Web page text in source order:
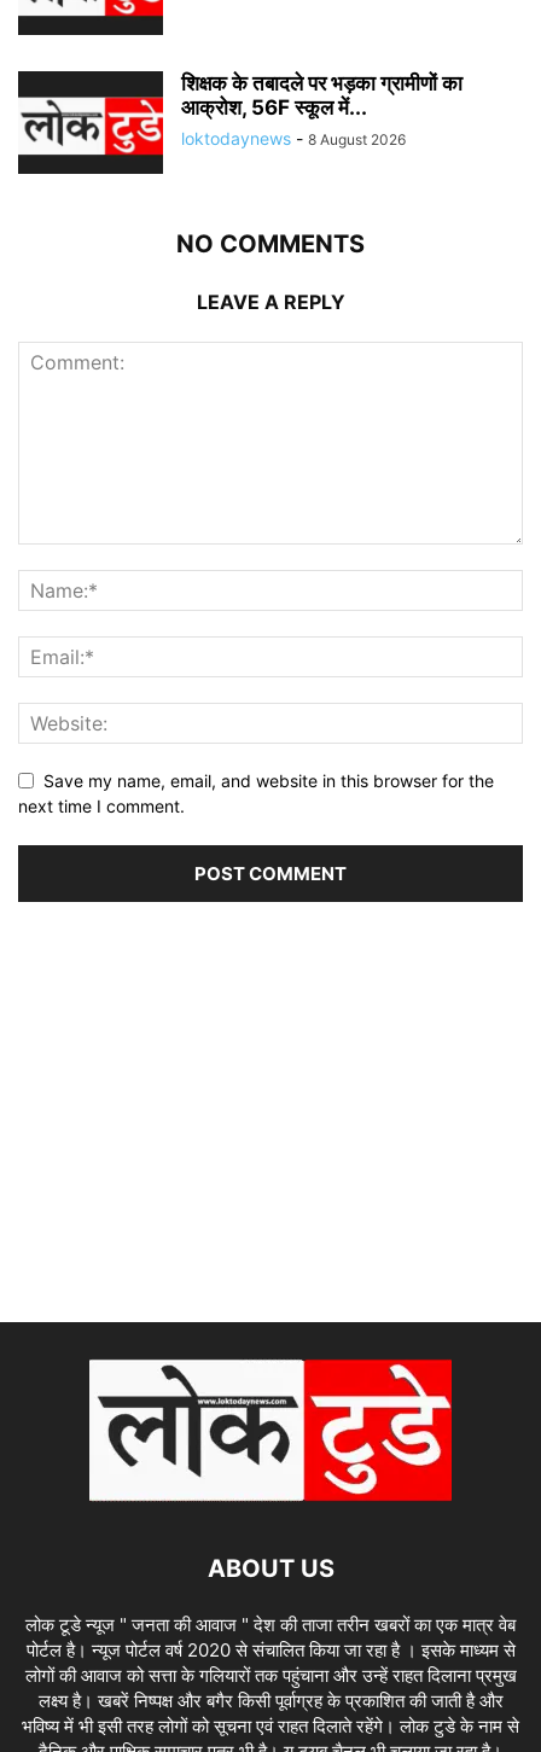
शिक्षक के तबादले पर भड़का ग्रामीणों का
आक्रोश, 56F स्कूल में...
loktodaynews - 8 August 2026
NO COMMENTS
LEAVE A REPLY
Save my name, email, and website in this browser for the
next time I comment.
ABOUT US
लोक टूडे न्यूज " जनता की आवाज " देश की ताजा तरीन खबरों का एक मात्र वेब
पोर्टल है। न्यूज पोर्टल वर्ष 2020 से संचालित किया जा रहा है । इसके माध्यम से
लोगों की आवाज को सत्ता के गलियारों तक पहुंचाना और उन्हें राहत दिलाना प्रमुख
लक्ष्य है। खबरें निष्पक्ष और बगैर किसी पूर्वाग्रह के प्रकाशित की जाती है और
भविष्य में भी इसी तरह लोगों को सूचना एवं राहत दिलाते रहेंगे। लोक टुडे के नाम से